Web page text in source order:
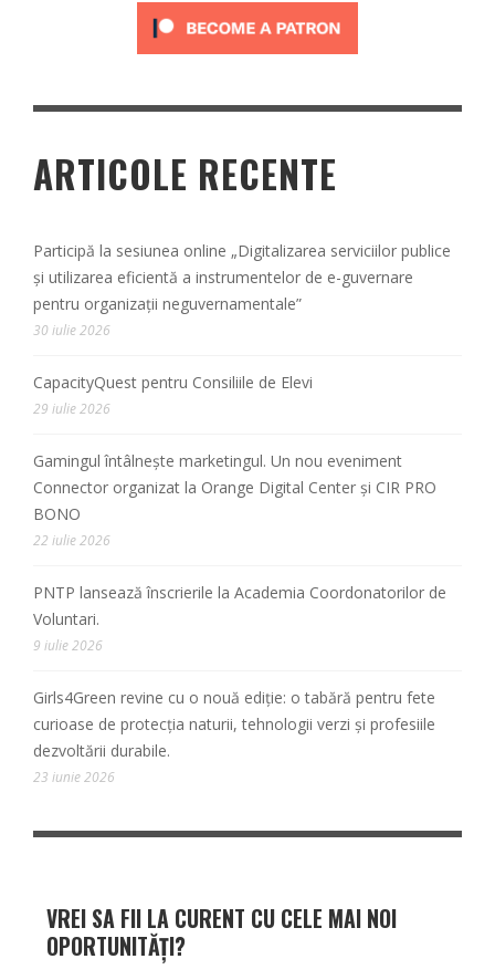
ARTICOLE RECENTE
Participă la sesiunea online „Digitalizarea serviciilor publice
și utilizarea eficientă a instrumentelor de e-guvernare
pentru organizații neguvernamentale”
30 iulie 2026
CapacityQuest pentru Consiliile de Elevi
29 iulie 2026
Gamingul întâlnește marketingul. Un nou eveniment
Connector organizat la Orange Digital Center și CIR PRO
BONO
22 iulie 2026
PNTP lansează înscrierile la Academia Coordonatorilor de
Voluntari.
9 iulie 2026
Girls4Green revine cu o nouă ediție: o tabără pentru fete
curioase de protecția naturii, tehnologii verzi și profesiile
dezvoltării durabile.
23 iunie 2026
VREI SA FII LA CURENT CU CELE MAI NOI
OPORTUNITĂȚI?